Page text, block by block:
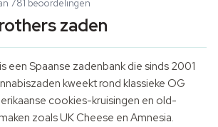
781 beoordelingen
zaden
een Spaanse zadenbank die sinds 2001
kweekt rond klassieke OG
cookies-kruisingen en old-
zoals UK Cheese en Amnesia.